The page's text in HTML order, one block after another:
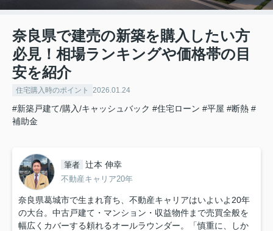
奈良県で建売の新築を購入したい方
必見！相場ランキングや価格帯の目
安を紹介
住宅購入時のポイント 2026.01.24
#新築戸建て/購入/キャッシュバック #住宅ローン #平屋 #断熱 #
補助金
筆者 辻本 伸幸
不動産キャリア20年
奈良県葛城市で生まれ育ち、不動産キャリアはいよいよ20年
の大台。中古戸建て・マンション・収益物件まで売買全般を
幅広くカバーする頼れるオールラウンダー。「慎重に、しか